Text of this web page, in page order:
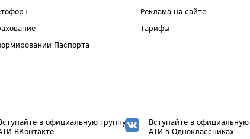
Паспорта
Реклама на сайте
Тарифы
в официальную группу
ВКонтакте
Вступайте в официальную
АТИ в Одноклассниках